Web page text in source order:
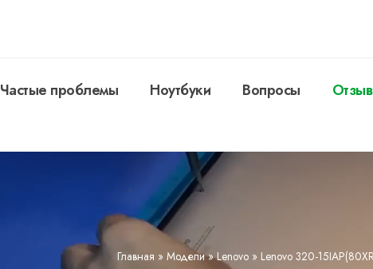
Частые проблемы Ноутбуки Вопросы
Главная » Модели»Lenovo » Lenovo 320-